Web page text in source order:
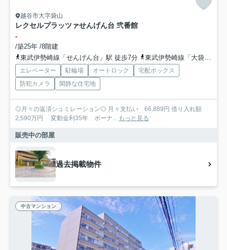
越谷市大字袋山
レクセルプラッツァせんげん台 弐番館
-
/築25年 /8階建
東武伊勢崎線「せんげん台」駅 徒歩7分
東武伊勢崎線「大袋」駅 徒歩13分
エレベーター 駐輪場 オートロック
宅配ボックス
防犯カメラ
閑静な住宅地
◎月々の返済シュミレーション◎ 月々支払い 66,889円 借り入れ額
2,590万円 変動金利35年 ボーナ...
もっと見る
販売中の部屋
過去掲載物件
中古マンション